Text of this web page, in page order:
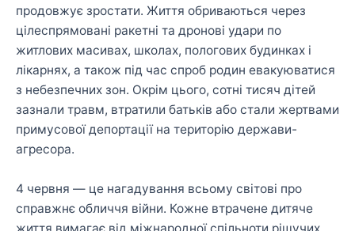
продовжує зростати. Життя обриваються через
цілеспрямовані ракетні та дронові удари по
житлових масивах, школах, пологових будинках і
лікарнях, а також під час спроб родин евакуюватися
з небезпечних зон. Окрім цього, сотні тисяч дітей
зазнали травм, втратили батьків або стали жертвами
примусової депортації на територію держави-
агресора.
4 червня — це нагадування всьому світові про
справжнє обличчя війни. Кожне втрачене дитяче